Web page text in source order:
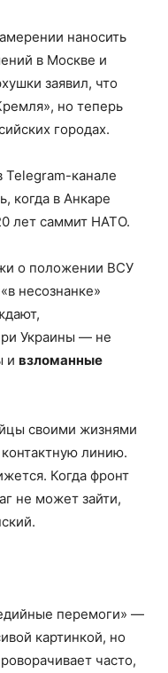
наносить
в Москве и
заявил, что
но теперь
городах.
канале
когда в Анкаре
лет саммит НАТО.
о положении ВСУ
несознанке»
Украины — не
и взломанные
своими жизнями
линию.
Когда фронт
не может зайти,
перемоги» —
картинкой, но
часто,